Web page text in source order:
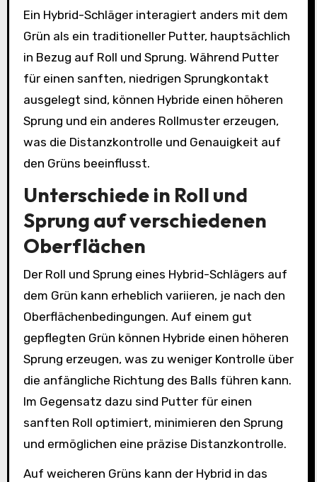
Ein Hybrid-Schläger interagiert anders mit dem
Grün als ein traditioneller Putter, hauptsächlich
in Bezug auf Roll und Sprung. Während Putter
für einen sanften, niedrigen Sprungkontakt
ausgelegt sind, können Hybride einen höheren
Sprung und ein anderes Rollmuster erzeugen,
was die Distanzkontrolle und Genauigkeit auf
den Grüns beeinflusst.
Unterschiede in Roll und
Sprung auf verschiedenen
Oberflächen
Der Roll und Sprung eines Hybrid-Schlägers auf
dem Grün kann erheblich variieren, je nach den
Oberflächenbedingungen. Auf einem gut
gepflegten Grün können Hybride einen höheren
Sprung erzeugen, was zu weniger Kontrolle über
die anfängliche Richtung des Balls führen kann.
Im Gegensatz dazu sind Putter für einen
sanften Roll optimiert, minimieren den Sprung
und ermöglichen eine präzise Distanzkontrolle.
Auf weicheren Grüns kann der Hybrid in das